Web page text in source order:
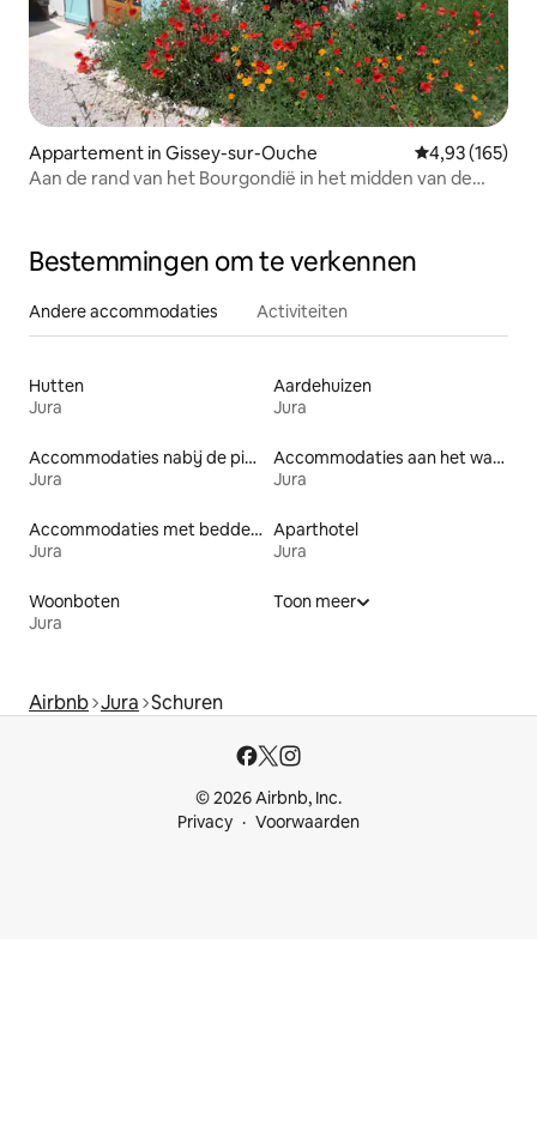
Appartement in Gissey-sur-Ouche Gemiddelde
4,93 (165)
Aan de rand van het Bourgondië in het midden van de
Bestemmingen om te verkennen
Andere accommodaties Activiteiten
Hutten
Jura
Aardehuizen
Jura
Accommodaties nabij de piste
Jura
Accommodaties aan het water
Jura
Accommodaties met bedden op toegankelijke hoogte
Jura
Aparthotel
Jura
Woonboten
Jura
Toon meer
Airbnb Jura Schuren
© 2026 Airbnb, Inc.
Privacy
Voorwaarden